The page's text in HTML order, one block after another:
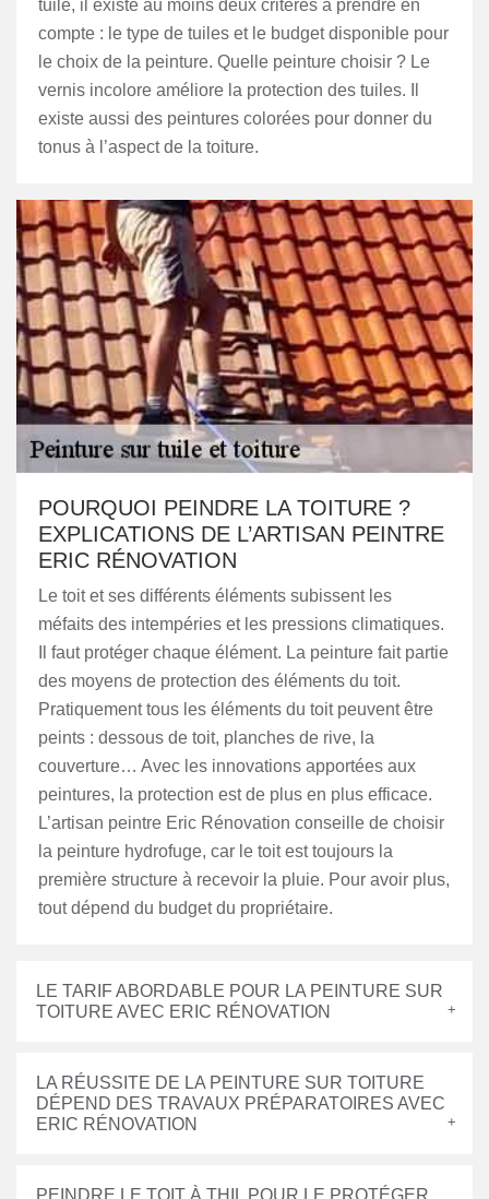
tuile, il existe au moins deux critères à prendre en
compte : le type de tuiles et le budget disponible pour
le choix de la peinture. Quelle peinture choisir ? Le
vernis incolore améliore la protection des tuiles. Il
existe aussi des peintures colorées pour donner du
tonus à l’aspect de la toiture.
POURQUOI PEINDRE LA TOITURE ?
EXPLICATIONS DE L’ARTISAN PEINTRE
ERIC RÉNOVATION
Le toit et ses différents éléments subissent les
méfaits des intempéries et les pressions climatiques.
Il faut protéger chaque élément. La peinture fait partie
des moyens de protection des éléments du toit.
Pratiquement tous les éléments du toit peuvent être
peints : dessous de toit, planches de rive, la
couverture… Avec les innovations apportées aux
peintures, la protection est de plus en plus efficace.
L’artisan peintre Eric Rénovation conseille de choisir
la peinture hydrofuge, car le toit est toujours la
première structure à recevoir la pluie. Pour avoir plus,
tout dépend du budget du propriétaire.
LE TARIF ABORDABLE POUR LA PEINTURE SUR
TOITURE AVEC ERIC RÉNOVATION
LA RÉUSSITE DE LA PEINTURE SUR TOITURE
DÉPEND DES TRAVAUX PRÉPARATOIRES AVEC
ERIC RÉNOVATION
PEINDRE LE TOIT À THIL POUR LE PROTÉGER